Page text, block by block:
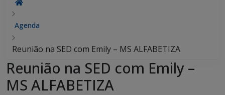
Agenda
Reunião na SED com Emily – MS ALFABETIZA
Reunião na SED com Emily –
MS ALFABETIZA